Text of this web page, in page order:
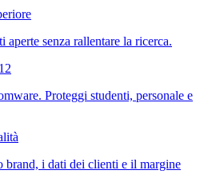
aperte senza rallentare la ricerca.
Proteggi studenti, personale e
brand, i dati dei clienti e il margine